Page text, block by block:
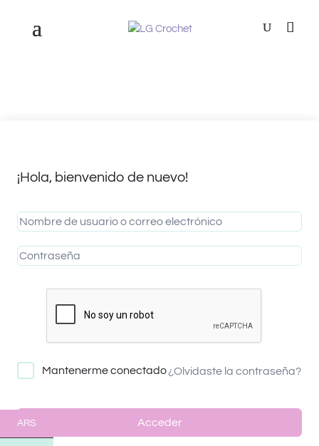
¡Hola, bienvenido de nuevo!
Mantenerme conectado¿Olvidaste la contraseña?
Acceder
ARS